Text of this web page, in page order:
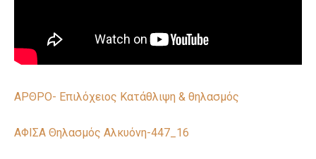
ΑΡΘΡΟ- Επιλόχειος Κατάθλιψη & θηλασμός
ΑΦΙΣΑ Θηλασμός Αλκυόνη-447_16